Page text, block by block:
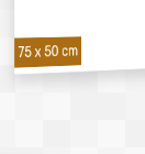
75 x 50 cm